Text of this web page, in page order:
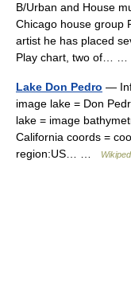
B/Urban and House
Chicago house group
artist he has placed
Play chart, two of… …
Lake Don Pedro —
image lake = Don
lake = image
California coords =
region:US… …